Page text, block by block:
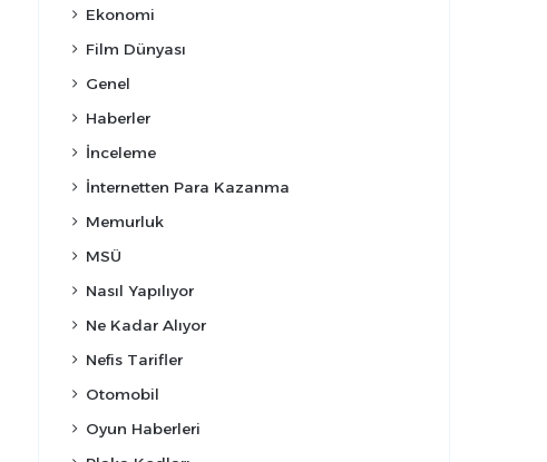
Ekonomi
Film Dünyası
Genel
Haberler
İnceleme
İnternetten Para Kazanma
Memurluk
MSÜ
Nasıl Yapılıyor
Ne Kadar Alıyor
Nefis Tarifler
Otomobil
Oyun Haberleri